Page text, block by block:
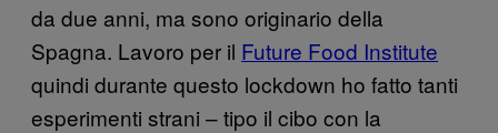
da due anni, ma sono originario della
Spagna. Lavoro per il Future Food Institute
quindi durante questo lockdown ho fatto tanti
esperimenti strani – tipo il cibo con la